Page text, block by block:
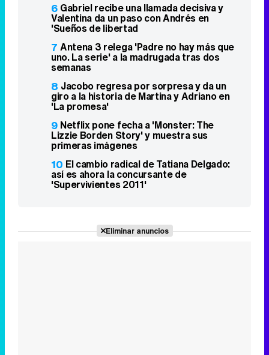
6 Gabriel recibe una llamada decisiva y
Valentina da un paso con Andrés en
'Sueños de libertad
7 Antena 3 relega 'Padre no hay más que
uno. La serie' a la madrugada tras dos
semanas
8 Jacobo regresa por sorpresa y da un
giro a la historia de Martina y Adriano en
'La promesa'
9 Netflix pone fecha a 'Monster: The
Lizzie Borden Story' y muestra sus
primeras imágenes
10 El cambio radical de Tatiana Delgado:
así es ahora la concursante de
'Supervivientes 2011'
Eliminar anuncios